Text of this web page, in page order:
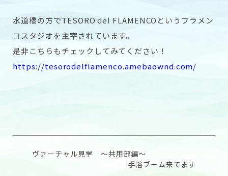
水道橋の方でTESORO del FLAMENCOという フラメン
コスタジオを主宰されています。
是非こちらもチェックしてみてください！
https://tesorodelflamenco.amebaownd.com/
ヴァーチャル見学 〜共用部編〜
手浴ブーム来てます